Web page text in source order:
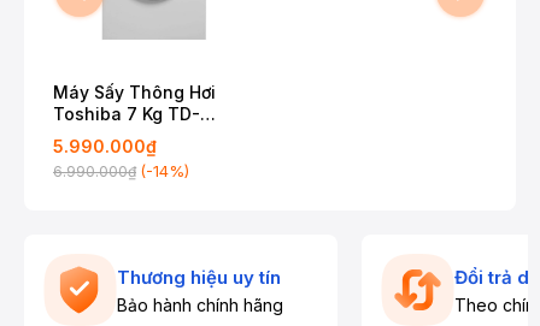
Máy Sấy Thông Hơi
Toshiba 7 Kg TD-
H80SEV
5.990.000₫
6.990.000₫ (-14%)
Thương hiệu uy tín
Bảo hành chính hãng
Đổi trả
Theo